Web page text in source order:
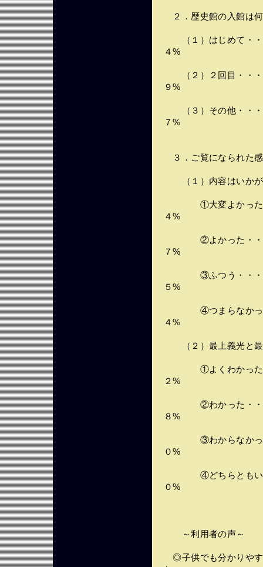
２．歴史館の入館は
（１）はじめて・・
４%
（２）２回目・・・
９%
（３）その他・・・
７%
３．ご覧になられた
（１）内容はいかが
①大変よかった・
４%
②よかった・・・
７%
③ふつう・・・・
５%
④つまらなかった
４%
（２）最上義光と最
①よくわかった・
２%
②わかった・・・
８%
③わからなかった
０%
④どちらともいえ
０%
～利用者の声～
◎子供でも分かりやす